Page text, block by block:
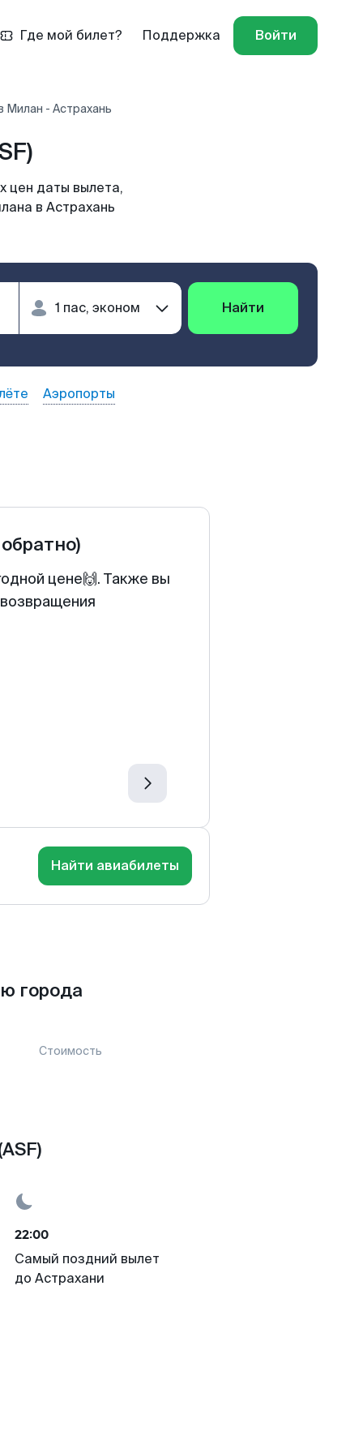
Где мой билет? Поддержка Войти
Милан - Астрахань
цен даты вылета,
в Астрахань
Найти
Аэропорты
цене🙌. Также вы
Найти авиабилеты
города
Стоимость
22:00
Самый поздний вылет
до Астрахани